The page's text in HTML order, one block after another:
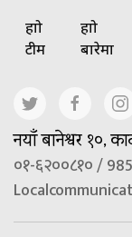
हाम्रो
टीम
हाम्रो
बारेमा
नयाँ बानेश्वर १०,
०१-६२००८१० /